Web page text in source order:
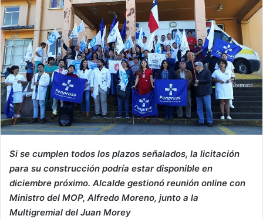
Si se cumplen todos los plazos señalados, la licitación
para su construcción podría estar disponible en
diciembre próximo. Alcalde gestionó reunión online con
Ministro del MOP, Alfredo Moreno, junto a la
Multigremial del Juan Morey